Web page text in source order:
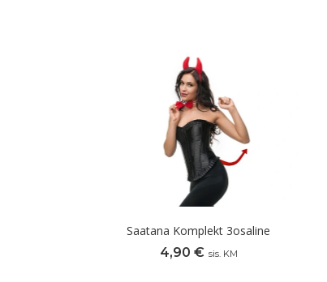
Saatana Komplekt 3osaline
4,90 € sis. KM